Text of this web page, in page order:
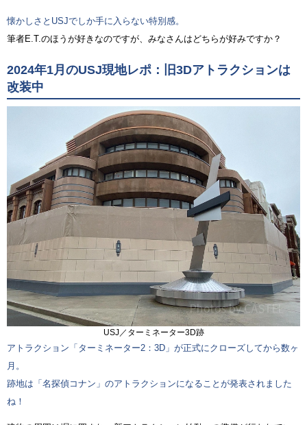
懐かしさとUSJでしか手に入らない特別感。
筆者E.T.のほうが好きなのですが、みなさんはどちらが好みですか？
2024年1月のUSJ現地レポ：旧3Dアトラクションは
改装中
USJ／ターミネーター3D跡
アトラクション「ターミネーター2：3D」が正式にクローズしてから数ヶ
月。
跡地は「名探偵コナン」のアトラクションになることが発表されました
ね！